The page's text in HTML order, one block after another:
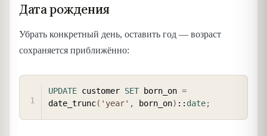
Дата рождения
Убрать конкретный день, оставить год — возраст
сохраняется приближённо:
UPDATE customer SET born_on =
date_trunc( 'year' , born_on) :: date;